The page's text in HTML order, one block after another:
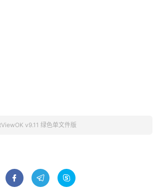
v9.11 绿色单文件版
  